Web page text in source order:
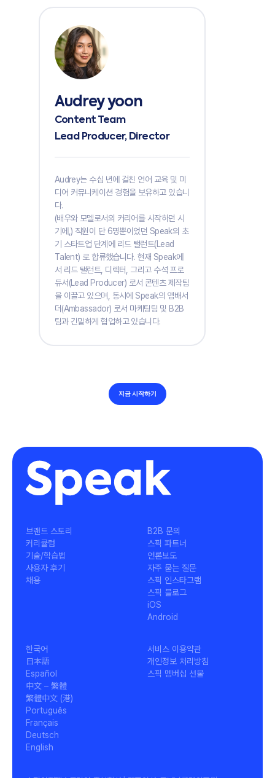
Audrey yoon
Content Team
Lead Producer, Director
Audrey는 수십 년에 걸친 언어 교육 및 미
디어 커뮤니케이션 경험을 보유하고 있습니
다.
(배우와 모델로서의 커리어를 시작하던 시
기에,) 직원이 단 6명뿐이었던 Speak의 초
기 스타트업 단계에 리드 탤런트(Lead
Talent) 로 합류했습니다. 현재 Speak에
서 리드 탤런트, 디렉터, 그리고 수석 프로
듀서(Lead Producer) 로서 콘텐츠 제작팀
을 이끌고 있으며, 동시에 Speak의 앰배서
더(Ambassador) 로서 마케팅팀 및 B2B
팀과 긴밀하게 협업하고 있습니다.
지금 시작하기
브랜드 스토리
커리큘럼
기술/학습법
사용자 후기
채용
B2B 문의
스픽 파트너
언론보도
자주 묻는 질문
스픽 인스타그램
스픽 블로그
iOS
Android
한국어
日本語
Español
中文 – 繁體
繁體中文 (港)
Português
Français
Deutsch
English
서비스 이용약관
개인정보 처리방침
스픽 멤버십 선물